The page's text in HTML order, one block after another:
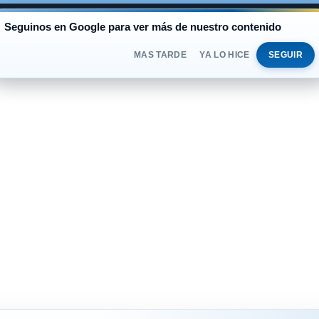
DOLAR BLUE$1.530OFICIAL $1.520 JUEVES
Seguinos en Google para ver más de nuestro contenido
MAS TARDE YA LO HICE SEGUIR